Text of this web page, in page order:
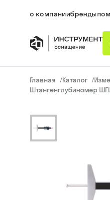
о компаниибренды
Главная /Каталог /
Штангенглубиномер